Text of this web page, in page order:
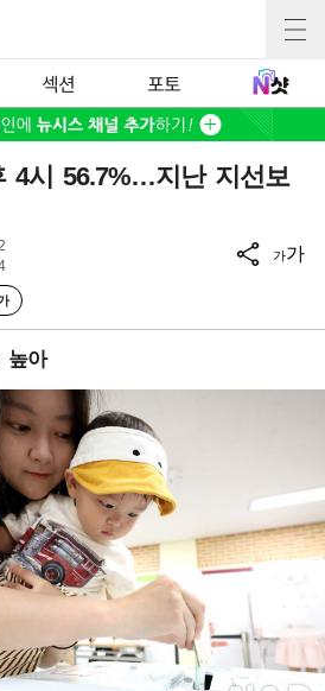
섹션 포토
4시 56.7%…지난 지선보
가가
높아